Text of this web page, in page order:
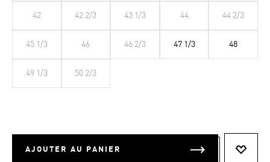
42 42 2/3 43 1/3 44 44 2/3
45 1/3 46 46 2/3 47 1/3 48
49 1/3 50 2/3
AJOUTER AU PANIER